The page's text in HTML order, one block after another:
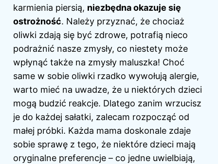
karmienia piersią, niezbędna okazuje się
ostrożność. Należy przyznać, że chociaż
oliwki zdają się być zdrowe, potrafią nieco
podrażnić nasze zmysły, co niestety może
wpłynąć także na zmysły maluszka! Choć
same w sobie oliwki rzadko wywołują alergie,
warto mieć na uwadze, że u niektórych dzieci
mogą budzić reakcje. Dlatego zanim wrzucisz
je do każdej sałatki, zalecam rozpocząć od
małej próbki. Każda mama doskonale zdaje
sobie sprawę z tego, że niektóre dzieci mają
oryginalne preferencje – co jedne uwielbiają,